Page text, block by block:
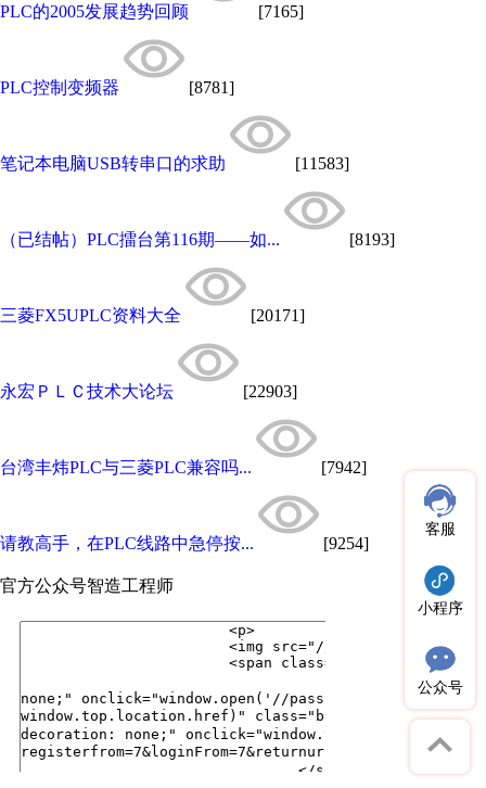
PLC的2005发展趋势回顾 [7165]
PLC控制变频器 [8781]
笔记本电脑USB转串口的求助 [11583]
（已结帖）PLC擂台第116期——如... [8193]
三菱FX5UPLC资料大全 [20171]
永宏ＰＬＣ技术大论坛 [22903]
台湾丰炜PLC与三菱PLC兼容吗... [7942]
请教高手，在PLC线路中急停按... [9254]
官方公众号智造工程师
客服
小程序
公众号